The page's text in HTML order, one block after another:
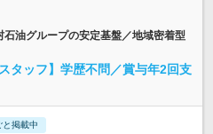
油グループの安定基盤／地域密着型
タッフ】学歴不問／賞与年2回支
と掲載中